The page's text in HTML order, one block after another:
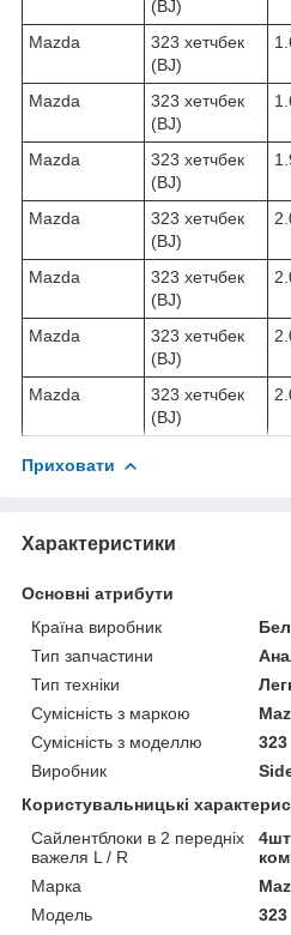
(BJ)
Mazda
323 хетчбек
(BJ)
Mazda
323 хетчбек
(BJ)
Mazda
323 хетчбек
(BJ)
Mazda
323 хетчбек
(BJ)
Mazda
323 хетчбек
(BJ)
Mazda
323 хетчбек
(BJ)
Mazda
323 хетчбек
(BJ)
Приховати
Характеристики
Основні атрибути
Країна виробник
Тип запчастини
Тип техніки
Сумісність з маркою
Сумісність з моделлю
323
Виробник
Користувальницькі
Сайлентблоки в 2 передніх
важеля L / R
Марка
Модель
323